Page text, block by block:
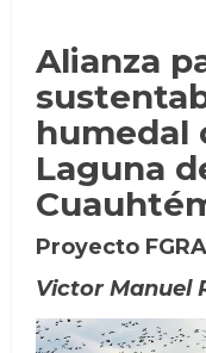
Alianza
humedal
Laguna
Proyecto
Victor Manuel